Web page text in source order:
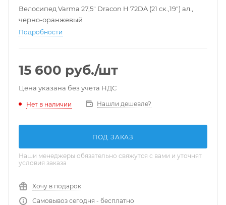
Велосипед Varma 27,5" Dracon H 72DA (21 ск.,19") ал.,
черно-оранжевый
Подробности
15 600 руб./шт
Цена указана без учета НДС
Нет в наличии Нашли дешевле?
ПОД ЗАКАЗ
Наши менеджеры обязательно свяжутся с вами и уточнят
условия заказа
Хочу в подарок
Самовывоз сегодня - бесплатно